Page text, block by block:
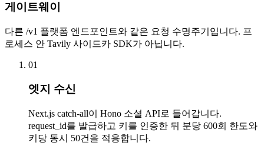
게이트웨이
다른 /v1 플랫폼 엔드포인트와 같은 요청 수명주기입니다. 프
로세스 안 Tavily 사이드카 SDK가 아닙니다.
01
엣지 수신
Next.js catch-all이 Hono 소셜 API로 들어갑니다.
request_id를 발급하고 키를 인증한 뒤 분당 600회 한도와
키당 동시 50건을 적용합니다.